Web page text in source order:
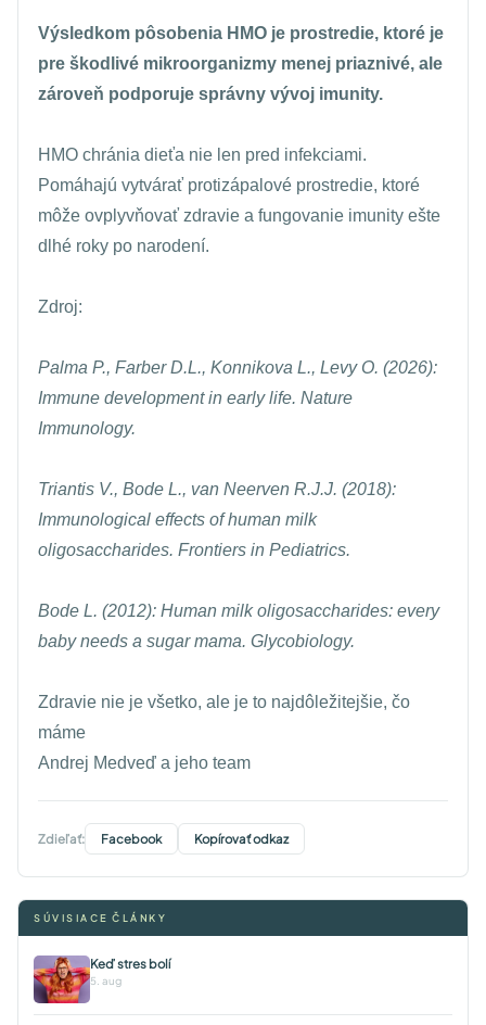
Výsledkom pôsobenia HMO je prostredie, ktoré je
pre škodlivé mikroorganizmy menej priaznivé, ale
zároveň podporuje správny vývoj imunity.
HMO chránia dieťa nie len pred infekciami.
Pomáhajú vytvárať protizápalové prostredie, ktoré
môže ovplyvňovať zdravie a fungovanie imunity ešte
dlhé roky po narodení.
Zdroj:
Palma P., Farber D.L., Konnikova L., Levy O. (2026):
Immune development in early life. Nature
Immunology.
Triantis V., Bode L., van Neerven R.J.J. (2018):
Immunological effects of human milk
oligosaccharides. Frontiers in Pediatrics.
Bode L. (2012): Human milk oligosaccharides: every
baby needs a sugar mama. Glycobiology.
Zdravie nie je všetko, ale je to najdôležitejšie, čo
máme
Andrej Medveď a jeho team
Zdieľať: Facebook Kopírovať odkaz
SÚVISIACE ČLÁNKY
Keď stres bolí
5. aug